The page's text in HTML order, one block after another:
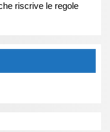
riscrive le regole